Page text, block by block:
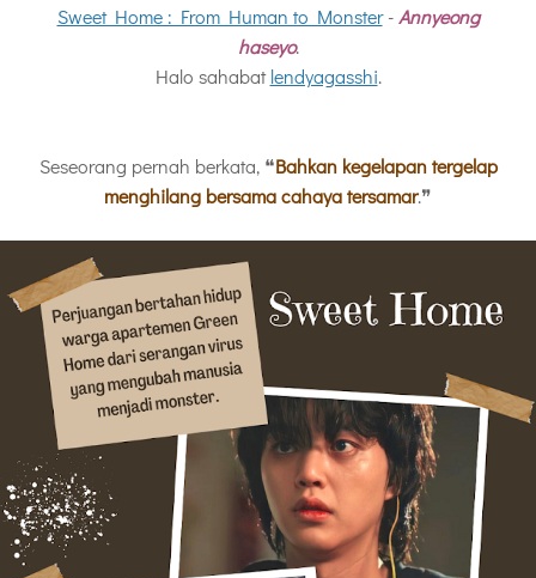
Sweet Home : From Human to Monster-Annyeong
haseyo.
Halo sahabatlendyagasshi.
Seseorang pernah berkata, ❝Bahkan kegelapan tergelap
menghilang bersama cahaya tersamar.❞